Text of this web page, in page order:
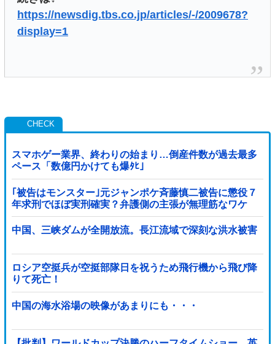
https://newsdig.tbs.co.jp/articles/-/2009678?
display=1
スマホゲー業界、終わりの始まり…倒産件数が過去最多
ペース「数億円かけても爆ﾀﾋ」
｢被告はモンスター｣元ジャンポケ斉藤慎二被告に懲役７
年求刑でほぼ実刑確実？弁護側の主張が無理筋なワケ
中国、三峡ダムが全開放流。長江流域で深刻な洪水被害
ロシア空挺兵が空挺部隊日を祝うため飛行機から飛び降
りて死亡！
中国の海水浴場の映像があまりにも・・・